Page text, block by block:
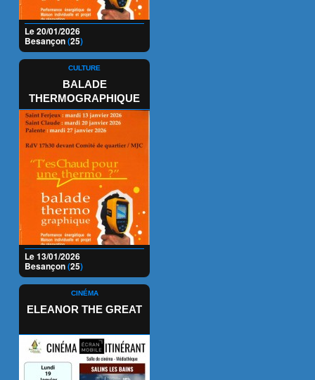
Le 20/01/2026
Besançon(25)
CULTURE
BALADE
THERMOGRAPHIQUE
Le 13/01/2026
Besançon(25)
CINÉMA
ELEANOR THE GREAT